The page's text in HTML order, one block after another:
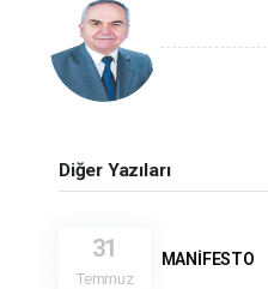
Diğer Yazıları
31
Temmuz
MANİFESTO